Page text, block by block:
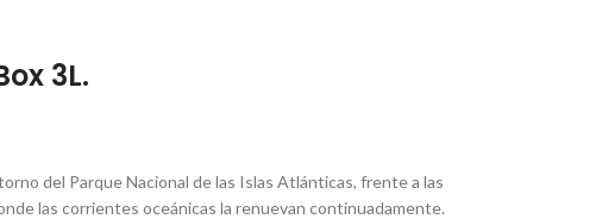
3L.
del Parque Nacional de las Islas Atlánticas, frente a las
las corrientes oceánicas la renuevan continuadamente.